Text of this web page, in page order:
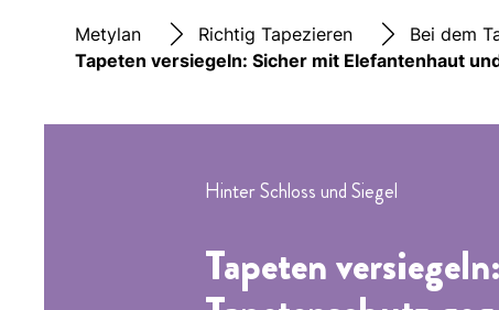
Metylan Richtig Tapezieren Bei dem
Tapeten versiegeln: Sicher mit Elefantenhaut
Hinter Schloss und Siegel
Tapeten versiegeln: